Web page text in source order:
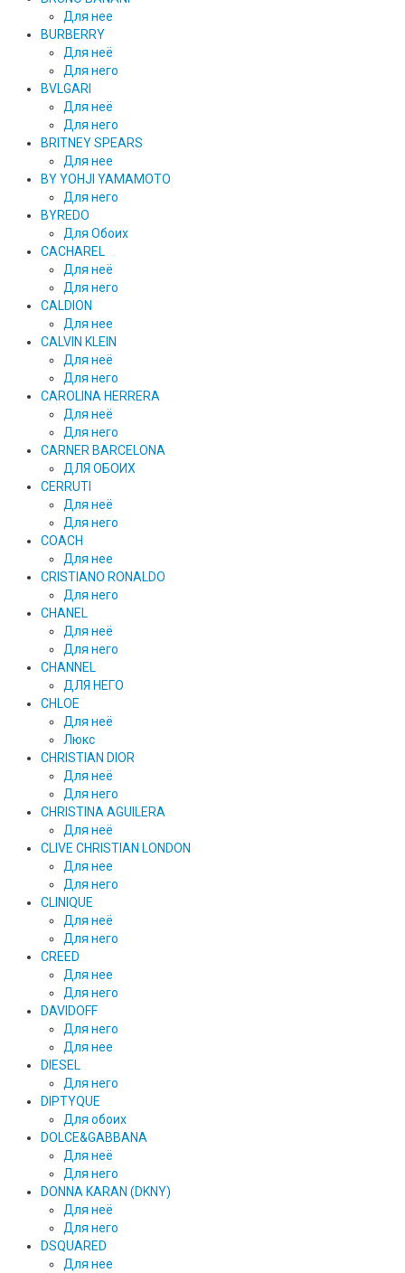
Для нее
BURBERRY
Для неё
Для него
BVLGARI
Для неё
Для него
BRITNEY SPEARS
Для нее
BY YOHJI YAMAMOTO
Для него
BYREDO
Для Обоих
CACHAREL
Для неё
Для него
CALDION
Для нее
CALVIN KLEIN
Для неё
Для него
CAROLINA HERRERA
Для неё
Для него
CARNER BARCELONA
ДЛЯ ОБОИХ
CERRUTI
Для неё
Для него
COACH
Для нее
CRISTIANO RONALDO
Для него
CHANEL
Для неё
Для него
CHANNEL
ДЛЯ НЕГО
CHLOE
Для неё
Люкс
CHRISTIAN DIOR
Для неё
Для него
CHRISTINA AGUILERA
Для неё
CLIVE CHRISTIAN LONDON
Для нее
Для него
CLINIQUE
Для неё
Для него
CREED
Для нее
Для него
DAVIDOFF
Для него
Для нее
DIESEL
Для него
DIPTYQUE
Для обоих
DOLCE&GABBANA
Для неё
Для него
DONNA KARAN (DKNY)
Для неё
Для него
DSQUARED
Для нее